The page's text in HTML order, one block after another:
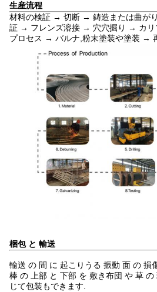
生産流程
材料の検証 → 切断 → 鋳造または曲が
証 → フレンズ溶接 → 穴穴掘り → カリ
プロセス → バルナ,粉末塗装や塗装 →
梱包 と 輸送
輸送 の 間 に 起こりうる 振動 面 の 損
棒 の 上部 と 下部 を 敷き布団 や 草
じて包装もできます.